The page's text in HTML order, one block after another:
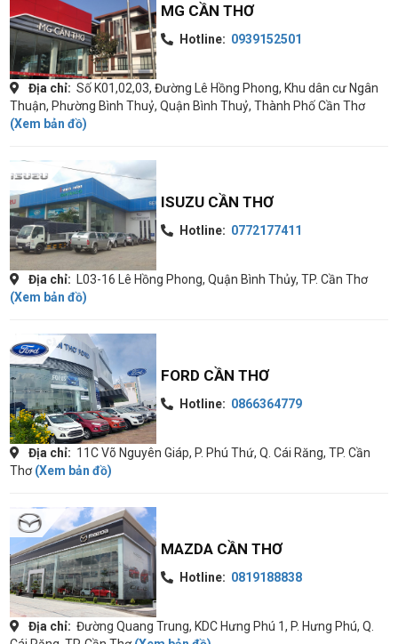
MG CẦN THƠ
Hotline: 0939152501
Địa chỉ: Số K01,02,03, Đường Lê Hồng Phong, Khu dân cư Ngân
Thuận, Phường Bình Thuỷ, Quận Bình Thuỷ, Thành Phố Cần Thơ
(Xem bản đồ)
ISUZU CẦN THƠ
Hotline: 0772177411
Địa chỉ: L03-16 Lê Hồng Phong, Quận Bình Thủy, TP. Cần Thơ
(Xem bản đồ)
FORD CẦN THƠ
Hotline: 0866364779
Địa chỉ: 11C Võ Nguyên Giáp, P. Phú Thứ, Q. Cái Răng, TP. Cần
Thơ(Xem bản đồ)
MAZDA CẦN THƠ
Hotline: 0819188838
Địa chỉ: Đường Quang Trung, KDC Hưng Phú 1, P. Hưng Phú, Q.